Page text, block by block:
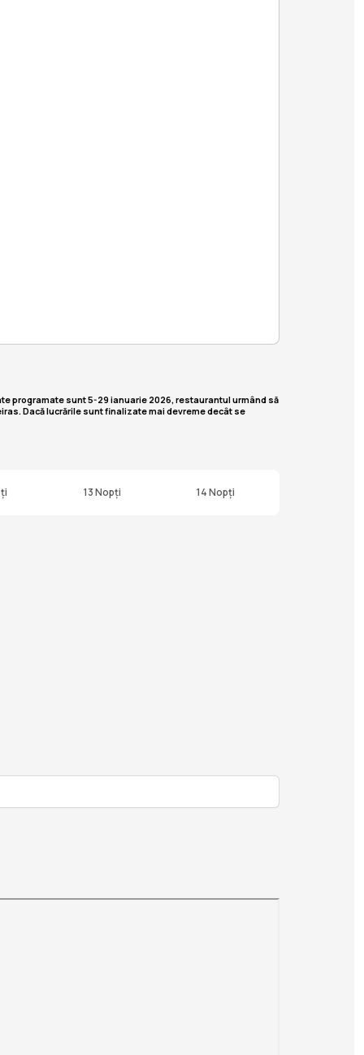
programate sunt5-29 ianuarie 2026, restaurantul urmând să
Dacă lucrările sunt finalizate mai devreme decât se
13 Nopți 14 Nopți